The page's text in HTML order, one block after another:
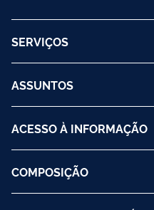
SERVIÇOS
ASSUNTOS
ACESSO À INFORMAÇÃO
COMPOSIÇÃO